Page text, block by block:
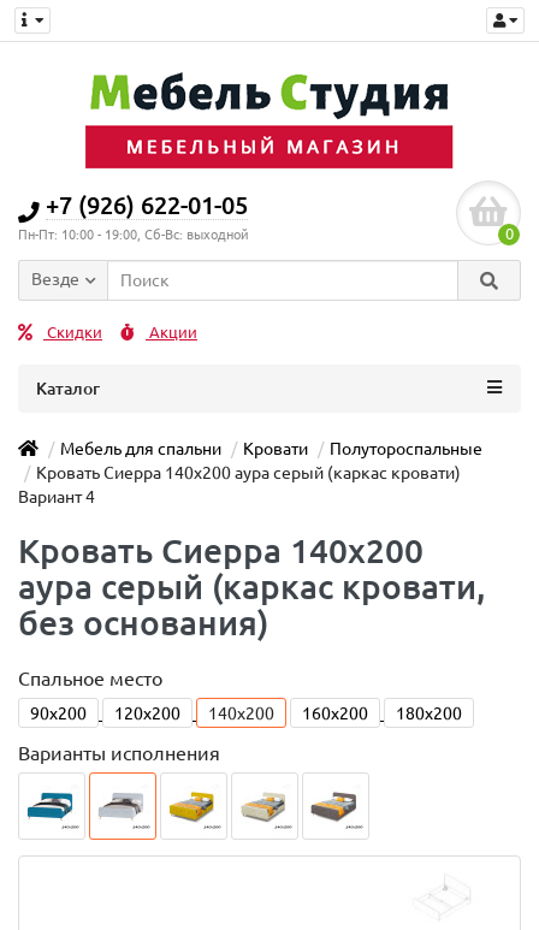
+7 (926) 622-01-05
Пн-Пт: 10:00 - 19:00, Сб-Вс: выходной 0
Везде
Скидки Акции
Каталог
Мебель для спальни Кровати
Полутороспальные
Кровать Сиерра 140х200 аура серый (каркас кровати)
Вариант 4
Кровать Сиерра 140х200
аура серый (каркас кровати,
без основания)
Спальное место
90x200 120x200 140x200 160x200 180x200
Варианты исполнения